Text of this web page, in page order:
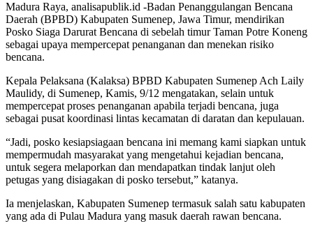
Madura Raya, analisapublik.id -Badan Penanggulangan Bencana
Daerah (BPBD) Kabupaten Sumenep, Jawa Timur, mendirikan
Posko Siaga Darurat Bencana di sebelah timur Taman Potre Koneng
sebagai upaya mempercepat penanganan dan menekan risiko
bencana.
Kepala Pelaksana (Kalaksa) BPBD Kabupaten Sumenep Ach Laily
Maulidy, di Sumenep, Kamis, 9/12 mengatakan, selain untuk
mempercepat proses penanganan apabila terjadi bencana, juga
sebagai pusat koordinasi lintas kecamatan di daratan dan kepulauan.
“Jadi, posko kesiapsiagaan bencana ini memang kami siapkan untuk
mempermudah masyarakat yang mengetahui kejadian bencana,
untuk segera melaporkan dan mendapatkan tindak lanjut oleh
petugas yang disiagakan di posko tersebut,” katanya.
Ia menjelaskan, Kabupaten Sumenep termasuk salah satu kabupaten
yang ada di Pulau Madura yang masuk daerah rawan bencana.